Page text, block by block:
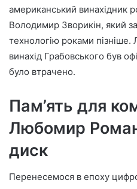
американський винахідник
Володимир Зворикін, який
технологію роками
винахід Грабовського був
було втрачено.
Пам’ять для
Любомир
диск
Перенесемося в епоху